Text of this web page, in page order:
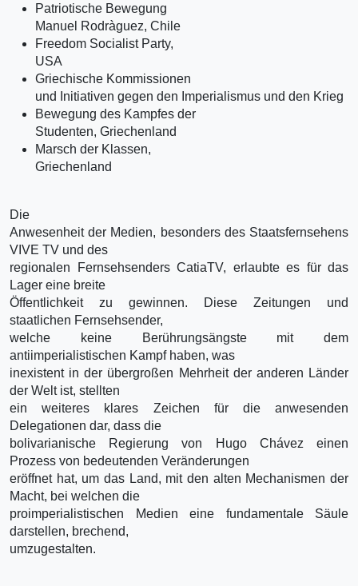
Patriotische Bewegung
Manuel Rodrà­guez, Chile
Freedom Socialist Party,
USA
Griechische Kommissionen
und Initiativen gegen den Imperialismus und den Krieg
Bewegung des Kampfes der
Studenten, Griechenland
Marsch der Klassen,
Griechenland
Die
Anwesenheit der Medien, besonders des Staatsfernsehens
VIVE TV und des
regionalen Fernsehsenders CatiaTV, erlaubte es für das
Lager eine breite
Öffentlichkeit zu gewinnen. Diese Zeitungen und
staatlichen Fernsehsender,
welche keine Berührungsängste mit dem
antiimperialistischen Kampf haben, was
inexistent in der übergroßen Mehrheit der anderen Länder
der Welt ist, stellten
ein weiteres klares Zeichen für die anwesenden
Delegationen dar, dass die
bolivarianische Regierung von Hugo Chávez einen
Prozess von bedeutenden Veränderungen
eröffnet hat, um das Land, mit den alten Mechanismen der
Macht, bei welchen die
proimperialistischen Medien eine fundamentale Säule
darstellen, brechend,
umzugestalten.